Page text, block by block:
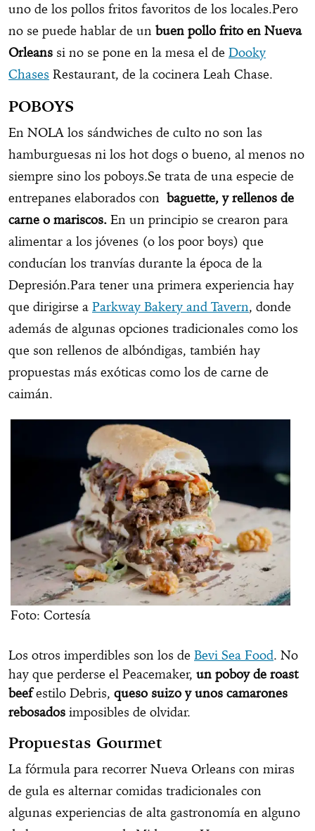
uno de los pollos fritos favoritos de los locales.Pero
no se puede hablar de un buen pollo frito en Nueva
Orleans si no se pone en la mesa el de Dooky
Chases Restaurant, de la cocinera Leah Chase.
POBOYS
En NOLA los sándwiches de culto no son las
hamburguesas ni los hot dogs o bueno, al menos no
siempre sino los poboys.Se trata de una especie de
entrepanes elaborados con baguette, y rellenos de
carne o mariscos. En un principio se crearon para
alimentar a los jóvenes (o los poor boys) que
conducían los tranvías durante la época de la
Depresión.Para tener una primera experiencia hay
que dirigirse a Parkway Bakery and Tavern, donde
además de algunas opciones tradicionales como los
que son rellenos de albóndigas, también hay
propuestas más exóticas como los de carne de
caimán.
Foto: Cortesía
Los otros imperdibles son los de Bevi Sea Food. No
hay que perderse el Peacemaker, un poboy de roast
beefestilo Debris, queso suizo y unos camarones
rebosados imposibles de olvidar.
Propuestas Gourmet
La fórmula para recorrer Nueva Orleans con miras
de gula es alternar comidas tradicionales con
algunas experiencias de alta gastronomía en alguno